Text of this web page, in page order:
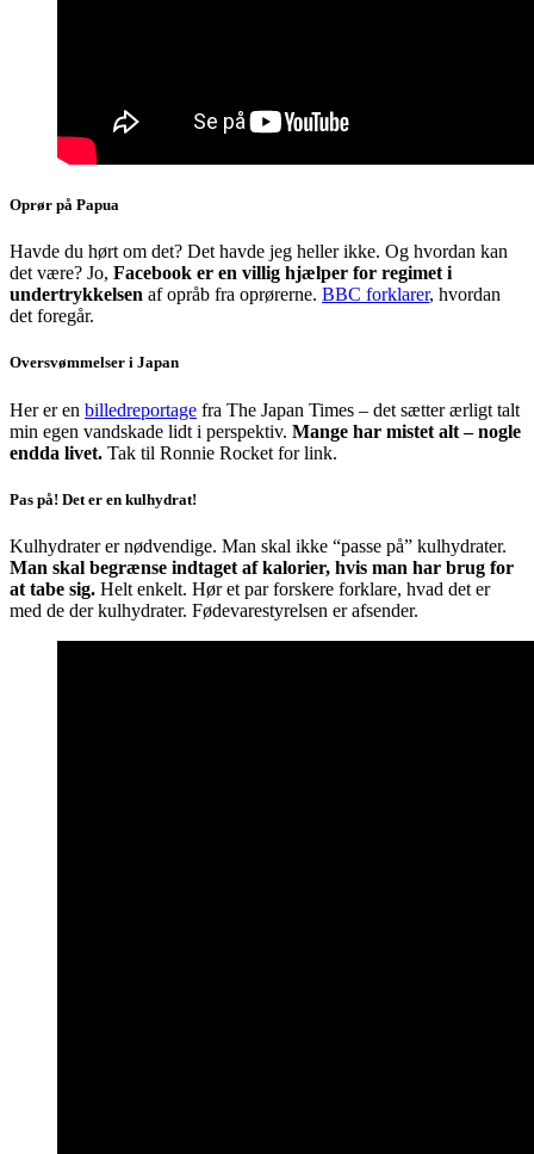
Oprør på Papua
Havde du hørt om det? Det havde jeg heller ikke. Og hvordan kan
det være? Jo, Facebook er en villig hjælper for regimet i
undertrykkelsen af opråb fra oprørerne. BBC forklarer, hvordan
det foregår.
Oversvømmelser i Japan
Her er en billedreportage fra The Japan Times – det sætter ærligt talt
min egen vandskade lidt i perspektiv. Mange har mistet alt – nogle
endda livet. Tak til Ronnie Rocket for link.
Pas på! Det er en kulhydrat!
Kulhydrater er nødvendige. Man skal ikke “passe på” kulhydrater.
Man skal begrænse indtaget af kalorier, hvis man har brug for
at tabe sig. Helt enkelt. Hør et par forskere forklare, hvad det er
med de der kulhydrater. Fødevarestyrelsen er afsender.